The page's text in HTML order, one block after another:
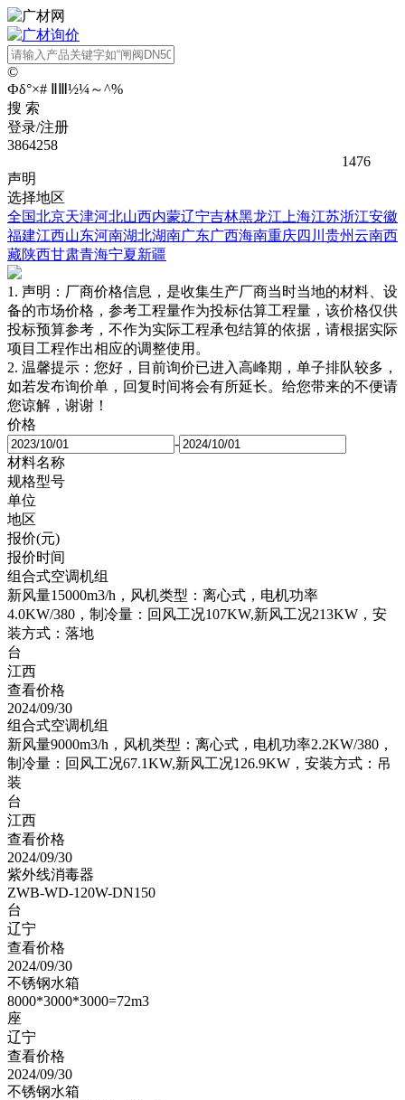
©
Фδ°×# ½¼～^%
搜 索
登录/注册
3864258
1476
声明
选择地区
全国北京天津河北山西内蒙辽宁吉林黑龙江 上海江苏浙江安徽
福建江西山东河南湖北湖南广东广西海南重庆四川 贵州云南西
藏陕西甘肃青海宁夏新疆
1. 声明：厂商价格信息，是收集生产厂商当时当地的材料、设
备的市场价格，参考工程量作为投标估算工程量，该价格仅供
投标预算参考，不作为实际工程承包结算的依据，请根据实际
项目工程作出相应的调整使用。
2. 温馨提示：您好，目前询价已进入高峰期，单子排队较多，
如若发布询价单，回复时间将会有所延长。给您带来的不便请
您谅解，谢谢！
价格
-
材料名称
规格型号
单位
地区
报价(元)
报价时间
组合式空调机组
新风量15000m3/h，风机类型：离心式，电机功率
4.0KW/380，制冷量：回风工况107KW,新风工况213KW，安
装方式：落地
台
江西
查看价格
2024/09/30
组合式空调机组
新风量9000m3/h，风机类型：离心式，电机功率2.2KW/380，
制冷量：回风工况67.1KW,新风工况126.9KW，安装方式：吊
装
台
江西
查看价格
2024/09/30
紫外线消毒器
ZWB-WD-120W-DN150
台
辽宁
查看价格
2024/09/30
不锈钢水箱
8000*3000*3000=72m3
座
辽宁
查看价格
2024/09/30
不锈钢水箱